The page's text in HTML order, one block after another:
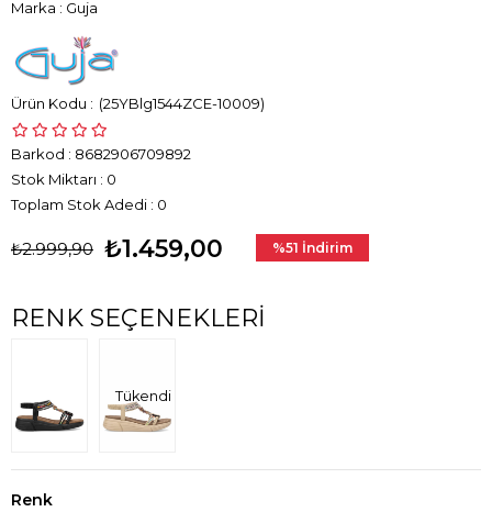
Marka : Guja
(25YBlg1544ZCE-10009)
Barkod : 8682906709892
Stok Miktarı : 0
Toplam Stok Adedi : 0
₺2.999,90 ₺1.459,00 %51 İndirim
RENK SEÇENEKLERI
Tükendi
Renk